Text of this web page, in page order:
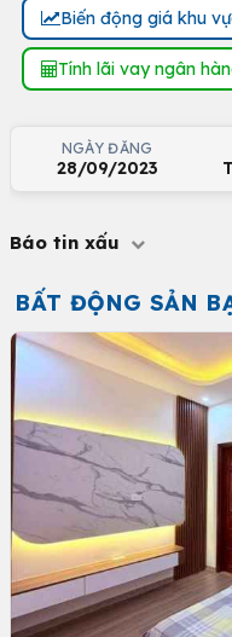
Biến động giá khu
Tính lãi vay ngân
NGÀY ĐĂNG
28/09/2023
Báo tin xấu
BẤT ĐỘNG SẢN